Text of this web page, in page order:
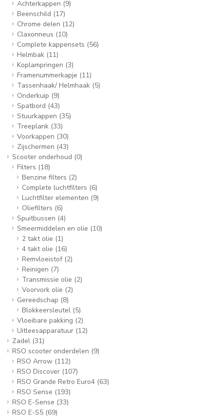
Achterkappen (9)
Beenschild (17)
Chrome delen (12)
Claxonneus (10)
Complete kappensets (56)
Helmbak (11)
Koplampringen (3)
Framenummerkapje (11)
Tassenhaak/ Helmhaak (5)
Onderkuip (9)
Spatbord (43)
Stuurkappen (35)
Treeplank (33)
Voorkappen (30)
Zijschermen (43)
Scooter onderhoud (0)
Filters (18)
Benzine filters (2)
Complete luchtfilters (6)
Luchtfilter elementen (9)
Oliefilters (6)
Spuitbussen (4)
Smeermiddelen en olie (10)
2 takt olie (1)
4 takt olie (16)
Remvloeistof (2)
Reinigen (7)
Transmissie olie (2)
Voorvork olie (2)
Gereedschap (8)
Blokkeersleutel (5)
Vloeibare pakking (2)
Uitleesapparatuur (12)
Zadel (31)
RSO scooter onderdelen (9)
RSO Arrow (112)
RSO Discover (107)
RSO Grande Retro Euro4 (63)
RSO Sense (193)
RSO E-Sense (33)
RSO E-S5 (69)